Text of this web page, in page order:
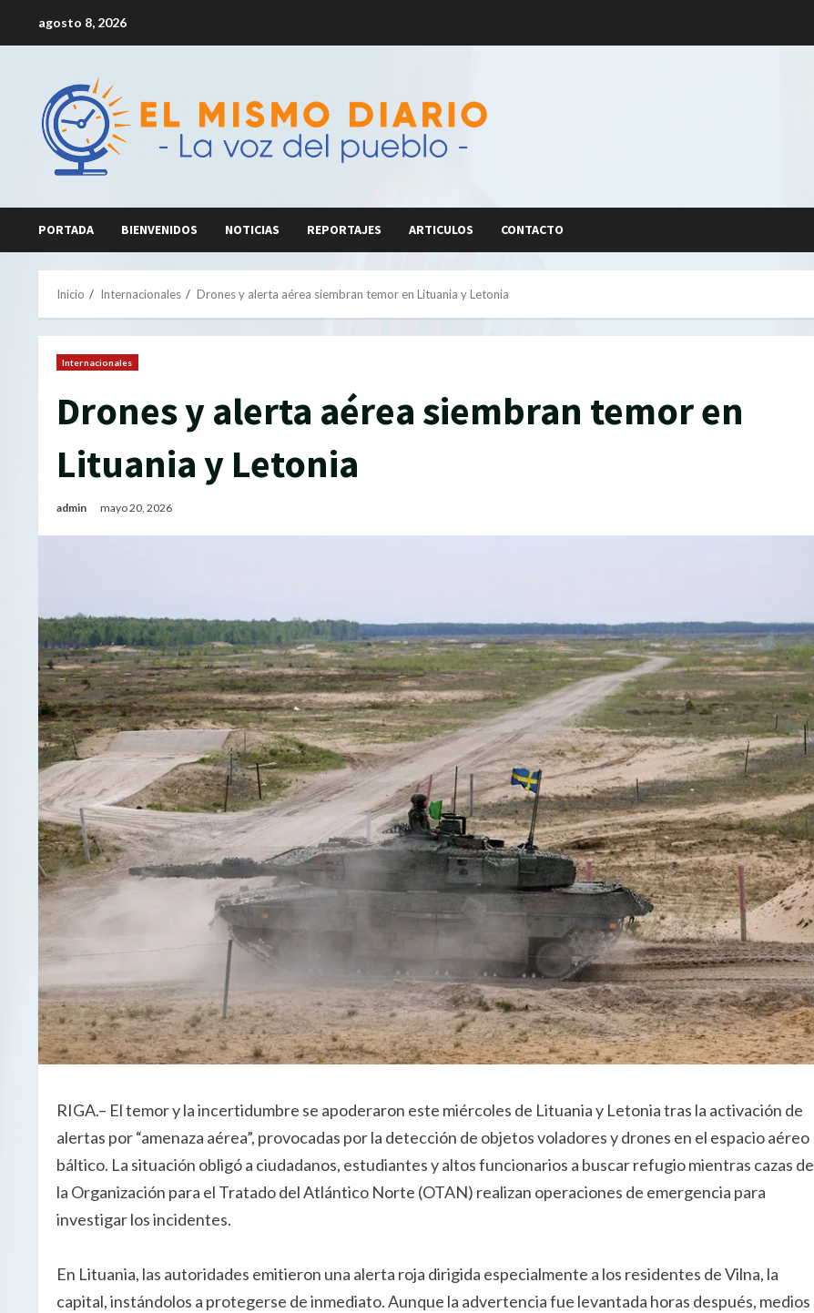
agosto 8, 2026
PORTADA BIENVENIDOS NOTICIAS REPORTAJES ARTICULOS CONTACTO
Inicio Internacionales Drones y alerta aérea siembran temor en Lituania y Letonia
Internacionales
Drones y alerta aérea siembran temor en
Lituania y Letonia
admin mayo 20, 2026
RIGA.– El temor y la incertidumbre se apoderaron este miércoles de Lituania y Letonia tras la activación de
alertas por “amenaza aérea”, provocadas por la detección de objetos voladores y drones en el espacio aéreo
báltico. La situación obligó a ciudadanos, estudiantes y altos funcionarios a buscar refugio mientras cazas de
la Organización para el Tratado del Atlántico Norte (OTAN) realizan operaciones de emergencia para
investigar los incidentes.
En Lituania, las autoridades emitieron una alerta roja dirigida especialmente a los residentes de Vilna, la
capital, instándolos a protegerse de inmediato. Aunque la advertencia fue levantada horas después, medios